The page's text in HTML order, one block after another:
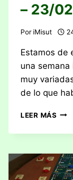
– 23/
Por iMisut
Estamos de
una
muy
de lo que
LEER MÁS
DEL
(17/